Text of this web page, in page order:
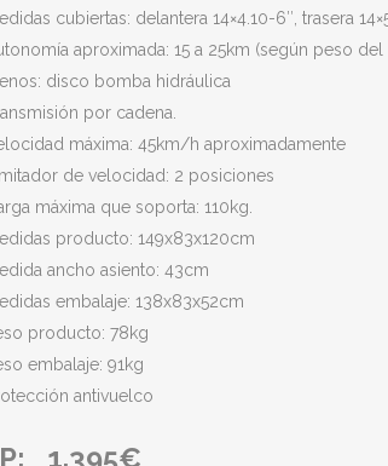
cubiertas: delantera 14×4.10-6″, trasera
aproximada: 15 a 25km (según peso
disco bomba hidráulica
por cadena.
máxima: 45km/h aproximadamente
de velocidad: 2 posiciones
máxima que soporta: 110kg.
producto: 149x83x120cm
ancho asiento: 43cm
embalaje: 138x83x52cm
producto: 78kg
embalaje: 91kg
antivuelco
1.395€